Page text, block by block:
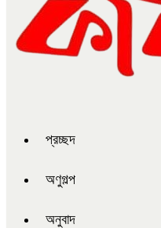
প্রচ্ছদ
অণুগল্প
অনুবাদ